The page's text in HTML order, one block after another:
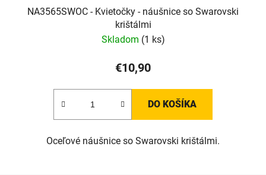
NA3565SWOC - Kvietočky - náušnice so Swarovski
krištálmi
Skladom (1 ks)
€10,90
DO KOŠÍKA
Oceľové náušnice so Swarovski krištálmi.